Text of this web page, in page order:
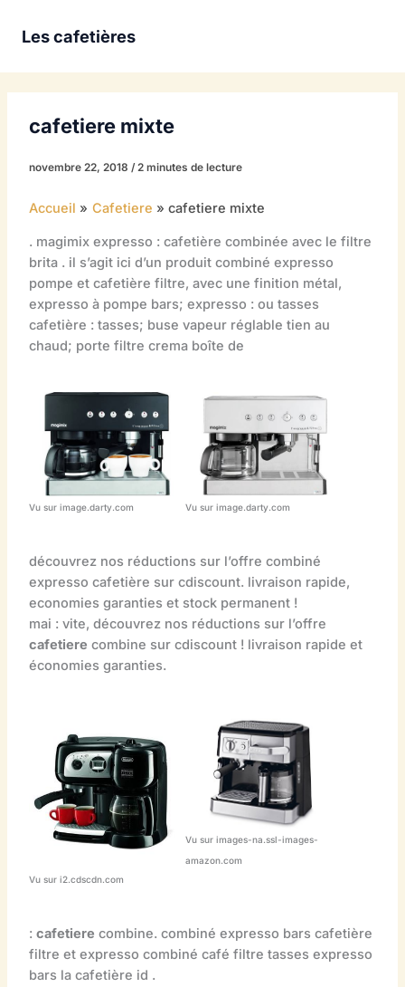
Les cafetières
cafetiere mixte
novembre 22, 2018 /2 minutes de lecture
Accueil Cafetiere cafetiere mixte
. magimix expresso : cafetière combinée avec le filtre
brita . il s’agit ici d’un produit combiné expresso
pompe et cafetière filtre, avec une finition métal,
expresso à pompe bars; expresso : ou tasses
cafetière : tasses; buse vapeur réglable tien au
chaud; porte filtre crema boîte de
Vu sur image.darty.com Vu sur image.darty.com
découvrez nos réductions sur l’offre combiné
expresso cafetière sur cdiscount. livraison rapide,
economies garanties et stock permanent !
mai : vite, découvrez nos réductions sur l’offre
cafetiere combine sur cdiscount ! livraison rapide et
économies garanties.
Vu sur i2.cdscdn.com
Vu sur images-na.ssl-images-
amazon.com
: cafetiere combine. combiné expresso bars cafetière
filtre et expresso combiné café filtre tasses expresso
bars la cafetière id .